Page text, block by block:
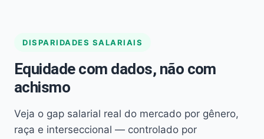
DISPARIDADES SALARIAIS
Equidade com dados, não com
achismo
Veja o gap salarial real do mercado por gênero,
raça e interseccional — controlado por